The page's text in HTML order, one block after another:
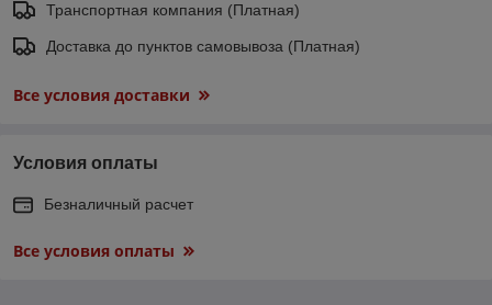
Транспортная компания (Платная)
Доставка до пунктов самовывоза (Платная)
Все условия доставки
Условия оплаты
Безналичный расчет
Все условия оплаты